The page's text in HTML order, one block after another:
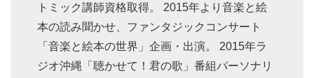
トミック講師資格取得。 2015年より音楽と絵
本の読み聞かせ、ファンタジックコンサート
「音楽と絵本の世界」企画・出演。 2015年ラ
ジオ沖縄「聴かせて！君の歌」番組パーソナリ